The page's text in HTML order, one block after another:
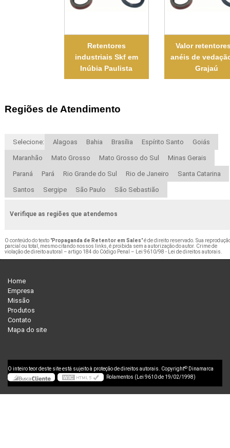
Retentores
industriais Skf em
Inúbia Paulista
Valor
anéis de
Grajaú
Regiões de Atendimento
Selecione: Alagoas Bahia Brasília Espírito Santo Goiás
Maranhão Mato Grosso Mato Grosso do Sul Minas Gerais
Paraná Pará Rio Grande do Sul Rio de Janeiro Santa Catarina
Santos Sergipe São Paulo São Sebastião
Verifique as regiões que atendemos
O conteúdo do texto "Propaganda de Retentor em Sales" é de direito reservado. Sua
parcial ou total, mesmo citando nossos links, é proibida sem a autorização do autor. Crime de
violação de direito autoral – artigo 184 do Código Penal – Lei 9610/98 - Lei de direitos autorais.
Home
Empresa
Missão
Produtos
Contato
Mapa do site
O inteiro teor deste site está sujeito à proteção de direitos autorais. Copyright© Dinamarca
Rolamentos (Lei 9610 de 19/02/1998)